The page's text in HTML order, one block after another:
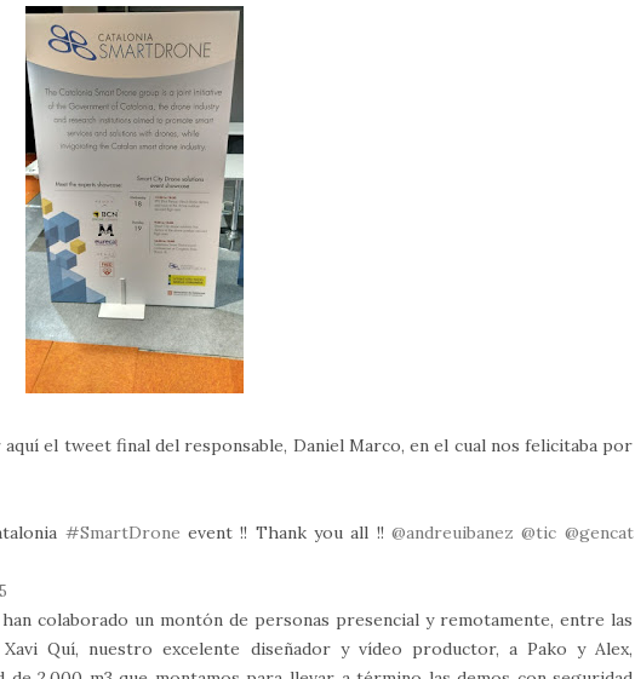
el tweet final del responsable, Daniel Marco, en el cual nos felicitaba por
#SmartDrone event !! Thank you all !! @andreuibanez @tic @gencat
colaborado un montón de personas presencial y remotamente, entre las
Quí, nuestro excelente diseñador y vídeo productor, a Pako y Alex,